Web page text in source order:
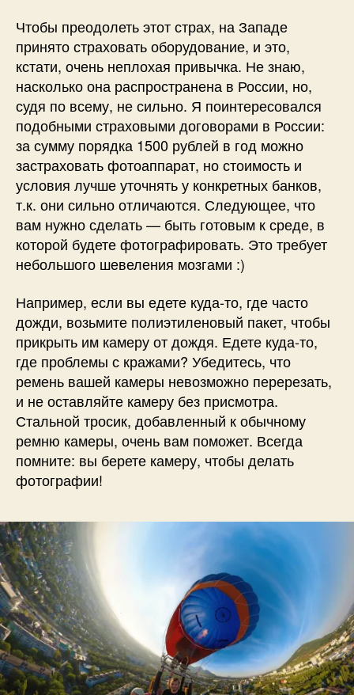
Чтобы преодолеть этот страх, на Западе
принято страховать оборудование, и это,
кстати, очень неплохая привычка. Не знаю,
насколько она распространена в России, но,
судя по всему, не сильно. Я поинтересовался
подобными страховыми договорами в России:
за сумму порядка 1500 рублей в год можно
застраховать фотоаппарат, но стоимость и
условия лучше уточнять у конкретных банков,
т.к. они сильно отличаются. Следующее, что
вам нужно сделать — быть готовым к среде, в
которой будете фотографировать. Это требует
небольшого шевеления мозгами :)
Например, если вы едете куда-то, где часто
дожди, возьмите полиэтиленовый пакет, чтобы
прикрыть им камеру от дождя. Едете куда-то,
где проблемы с кражами? Убедитесь, что
ремень вашей камеры невозможно перерезать,
и не оставляйте камеру без присмотра.
Стальной тросик, добавленный к обычному
ремню камеры, очень вам поможет. Всегда
помните: вы берете камеру, чтобы делать
фотографии!